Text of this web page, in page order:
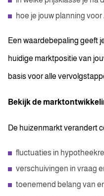
hoe je jouw planning
Een waardebepaling geeft
huidige marktpositie van
basis voor alle
Bekijk de
De huizenmarkt verandert
fluctuaties in
verschuivingen in vraag
toenemend belang van